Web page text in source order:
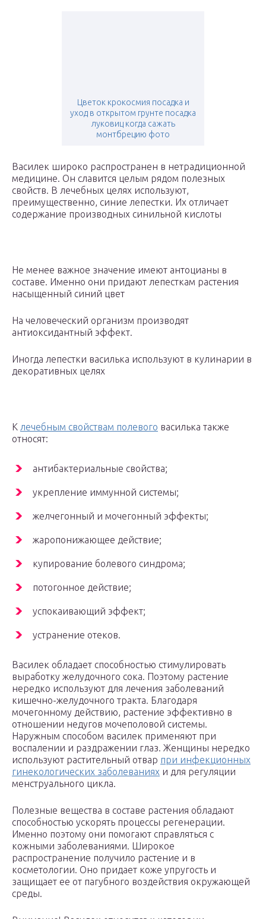
Цветок крокосмия посадка и
уход в открытом грунте посадка
луковиц когда сажать
монтбрецию фото
Василек широко распространен в нетрадиционной
медицине. Он славится целым рядом полезных
свойств. В лечебных целях используют,
преимущественно, синие лепестки. Их отличает
содержание производных синильной кислоты
Не менее важное значение имеют антоцианы в
составе. Именно они придают лепесткам растения
насыщенный синий цвет
На человеческий организм производят
антиоксидантный эффект.
Иногда лепестки василька используют в кулинарии в
декоративных целях
К лечебным свойствам полевого василька также
относят:
антибактериальные свойства;
укрепление иммунной системы;
желчегонный и мочегонный эффекты;
жаропонижающее действие;
купирование болевого синдрома;
потогонное действие;
успокаивающий эффект;
устранение отеков.
Василек обладает способностью стимулировать
выработку желудочного сока. Поэтому растение
нередко используют для лечения заболеваний
кишечно-желудочного тракта. Благодаря
мочегонному действию, растение эффективно в
отношении недугов мочеполовой системы.
Наружным способом василек применяют при
воспалении и раздражении глаз. Женщины нередко
используют растительный отвар при инфекционных
гинекологических заболеваниях и для регуляции
менструального цикла.
Полезные вещества в составе растения обладают
способностью ускорять процессы регенерации.
Именно поэтому они помогают справляться с
кожными заболеваниями. Широкое
распространение получило растение и в
косметологии. Оно придает коже упругость и
защищает ее от пагубного воздействия окружающей
среды.